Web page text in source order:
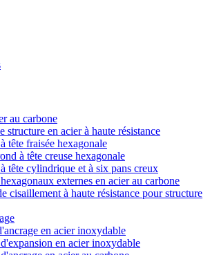
au carbone
structure en acier à haute résistance
tête fraisée hexagonale
à tête creuse hexagonale
tête cylindrique et à six pans creux
externes en acier au carbone
cisaillement à haute résistance pour structure
en acier inoxydable
en acier inoxydable